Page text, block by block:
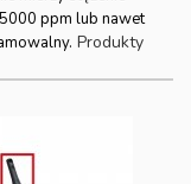
ppm lub nawet
Produkty